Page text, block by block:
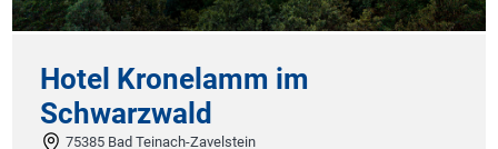
Hotel Kronelamm im
Schwarzwald
75385 Bad Teinach-Zavelstein